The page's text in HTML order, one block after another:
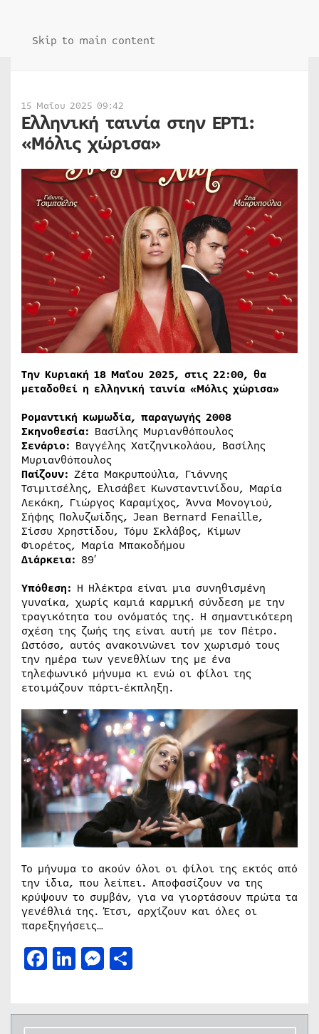
Skip to main content
15 Μαΐου 2025 09:42
Ελληνική ταινία στην ΕΡΤ1:
«Μόλις χώρισα»
Την Κυριακή 18 Μαΐου 2025, στις 22:00, θα
μεταδοθεί η ελληνική ταινία «Μόλις χώρισα»
Ρομαντική κωμωδία, παραγωγής 2008
Σκηνοθεσία: Βασίλης Μυριανθόπουλος
Σενάριο: Βαγγέλης Χατζηνικολάου, Βασίλης
Μυριανθόπουλος
Παίζουν: Ζέτα Μακρυπούλια, Γιάννης
Τσιμιτσέλης, Ελισάβετ Κωνσταντινίδου, Μαρία
Λεκάκη, Γιώργος Καραμίχος, Άννα Μονογιού,
Σήφης Πολυζωίδης, Jean Bernard Fenaille,
Σίσσυ Χρηστίδου, Τόμυ Σκλάβος, Κίμων
Φιορέτος, Μαρία Μπακοδήμου
Διάρκεια: 89′
Υπόθεση: Η Ηλέκτρα είναι μια συνηθισμένη
γυναίκα, χωρίς καμιά καρμική σύνδεση με την
τραγικότητα του ονόματός της. Η σημαντικότερη
σχέση της ζωής της είναι αυτή με τον Πέτρο.
Ωστόσο, αυτός ανακοινώνει τον χωρισμό τους
την ημέρα των γενεθλίων της με ένα
τηλεφωνικό μήνυμα κι ενώ οι φίλοι της
ετοιμάζουν πάρτι-έκπληξη.
Το μήνυμα το ακούν όλοι οι φίλοι της εκτός από
την ίδια, που λείπει. Αποφασίζουν να της
κρύψουν το συμβάν, για να γιορτάσουν πρώτα τα
γενέθλιά της. Έτσι, αρχίζουν και όλες οι
παρεξηγήσεις…
Facebook
LinkedIn
Messenger